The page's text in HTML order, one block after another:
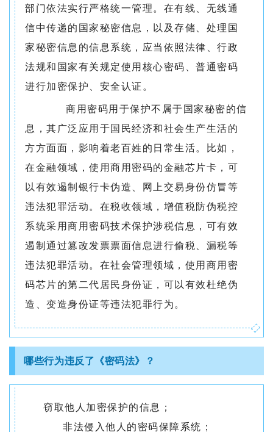
部门依法实行严格统一管理。在有线、无线通
信中传递的国家秘密信息，以及存储、处理国
家秘密信息的信息系统，应当依照法律、行政
法规和国家有关规定使用核心密码、普通密码
进行加密保护、安全认证。
商用密码用于保护不属于国家秘密的信
息，其广泛应用于国民经济和社会生产生活的
方方面面，影响着老百姓的日常生活。比如，
在金融领域，使用商用密码的金融芯片卡，可
以有效遏制银行卡伪造、网上交易身份仿冒等
违法犯罪活动。在税收领域，增值税防伪税控
系统采用商用密码技术保护涉税信息，可有效
遏制通过篡改发票票面信息进行偷税、漏税等
违法犯罪活动。在社会管理领域，使用商用密
码芯片的第二代居民身份证，可以有效杜绝伪
造、变造身份证等违法犯罪行为。
哪些行为违反了《密码法》？
窃取他人加密保护的信息；
非法侵入他人的密码保障系统；